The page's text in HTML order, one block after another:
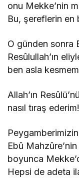
onu Mekke’nin
Bu, şereflerin en
O günden sonra
Resûlullah’ın
ben asla
Allah’ın
nasıl tıraş
Ebû
boyunca
Hepsi de adeta